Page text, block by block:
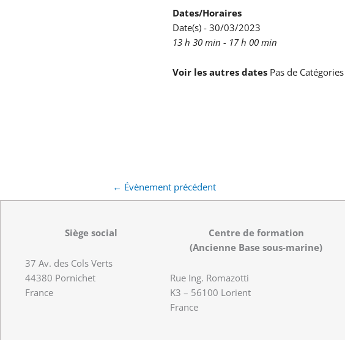
Dates/Horaires
Date(s) - 30/03/2023
13 h 30 min - 17 h 00 min
Voir les autres dates Pas de Catégories
← Évènement précédent
Siège social
37 Av. des Cols Verts
44380 Pornichet
France
Centre de formation
(Ancienne Base sous-marine)
Rue Ing. Romazotti
K3 – 56100 Lorient
France